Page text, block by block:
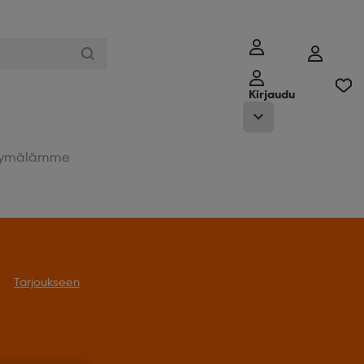
Kirjaudu